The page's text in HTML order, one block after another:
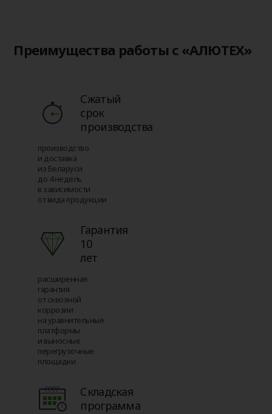
Преимущества работы с «АЛЮТЕХ»
Сжатый
срок
производства
производство
и доставка
из Беларуси
до 4 недель
в зависимости
от вида продукции
Гарантия
10
лет
расширенная
гарантия
от сквозной
коррозии
на уравнительные
платформы
и выносные
перегрузочные
площадки
Складская
программа